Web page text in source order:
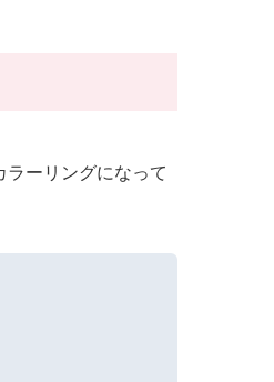
ーリングになって